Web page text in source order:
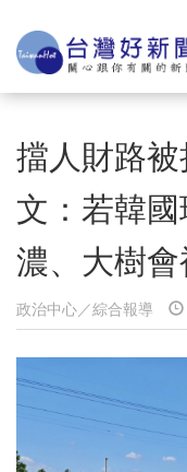
擋人財路
文：若韓
濃、大樹會
政治中心／綜合報導